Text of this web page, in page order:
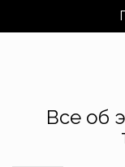
Все об